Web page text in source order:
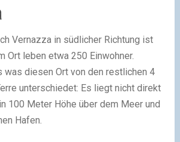
Vernazza in südlicher Richtung ist
Ort leben etwa 250 Einwohner.
was diesen Ort von den restlichen 4
unterschiedet: Es liegt nicht direkt
100 Meter Höhe über dem Meer und
Hafen.